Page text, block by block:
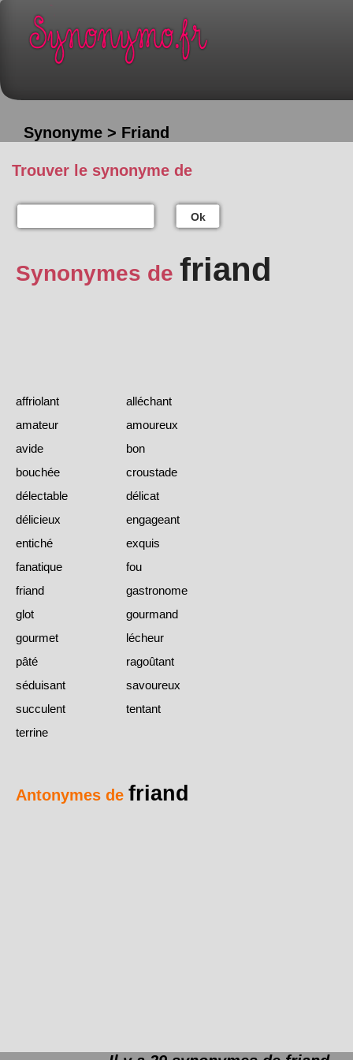
Synonyme > Friand
Trouver le synonyme de
Ok
Synonymes de friand
affriolant
alléchant
amateur
amoureux
avide
bon
bouchée
croustade
délectable
délicat
délicieux
engageant
entiché
exquis
fanatique
fou
friand
gastronome
glot
gourmand
gourmet
lécheur
pâté
ragoûtant
séduisant
savoureux
succulent
tentant
terrine
Antonymes de friand